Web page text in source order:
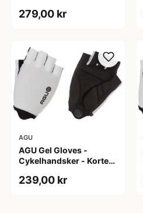
279,00 kr
AGU
AGU Gel Gloves -
Cykelhandsker - Korte
239,00 kr